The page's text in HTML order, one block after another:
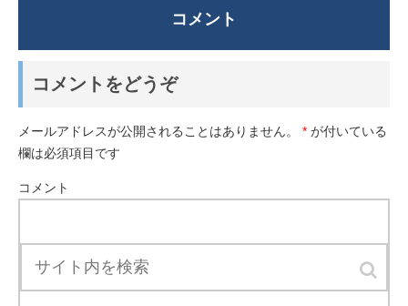
コメント
コメントをどうぞ
メールアドレスが公開されることはありません。 * が付いている
欄は必須項目です
コメント